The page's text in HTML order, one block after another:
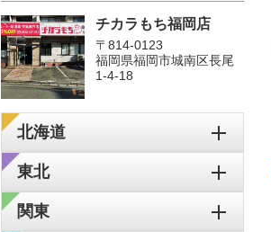
チカラもち福岡店
〒814-0123
福岡県福岡市城南区長尾
1‐4‐18
北海道
東北
関東